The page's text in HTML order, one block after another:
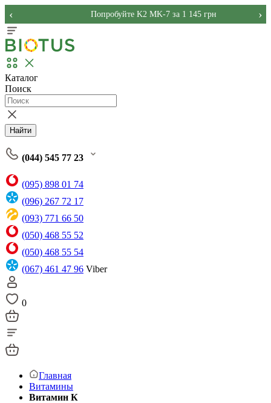
Попробуйте K2 MK-7 за 1 145 грн
‹ ›
Каталог
Поиск
Найти
(044) 545 77 23
(095) 898 01 74
(096) 267 72 17
(093) 771 66 50
(050) 468 55 52
(050) 468 55 54
(067) 461 47 96 Viber
0
Главная
Витамины
Витамин К